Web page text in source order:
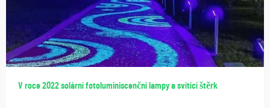
V roce 2022 solární fotoluminiscenční lampy a svítící štěrk